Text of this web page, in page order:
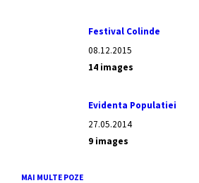
Festival Colinde
08.12.2015
14 images
Evidenta Populatiei
27.05.2014
9 images
MAI MULTE POZE